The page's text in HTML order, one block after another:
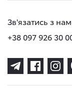
Зв'язатись з
+38 097 926 30